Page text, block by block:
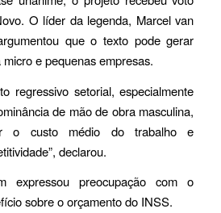
O líder da legenda, Marcel van
que o texto pode gerar
e pequenas empresas.
regressivo setorial, especialmente
de mão de obra masculina,
o custo médio do trabalho e
declarou.
expressou preocupação com o
sobre o orçamento do INSS.